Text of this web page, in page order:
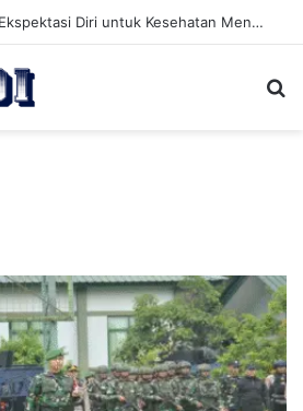
Strategi Mengatur Ekspektasi Diri untuk Kesehatan Mental yang Lebih Seimbang